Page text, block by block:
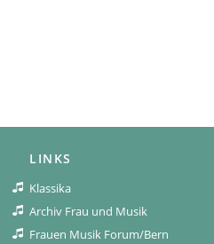
LINKS
Klassika
Archiv Frau und Musik
Frauen Musik Forum/Bern